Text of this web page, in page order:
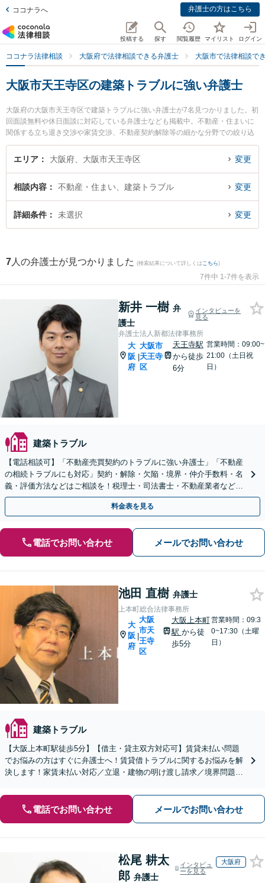
ココナラへ 弁護士の方はこちら
投稿する 探す 閲覧履歴 マイリスト ログイン
ココナラ法律相談 大阪府で法律相談できる弁護士 大阪市で法律相談で
大阪市天王寺区の建築トラブルに強い弁護士
大阪府の大阪市天王寺区で建築トラブルに強い弁護士が7名見つかりました。初
回面談無料や休日面談に対応している弁護士なども掲載中。不動産・住まいに
関係する立ち退き交渉や家賃交渉、不動産契約解除等の細かな分野での絞り込
み検索もでき便利です。特に弁護士法人新都法律事務所の新井 一樹弁護士や上
本町総合法律事務所の池田 直樹弁護士、松井隆雄法律事務所の松井 圭子弁護士
談したい』『建築トラブルのトラブル解決の実績豊富な近くの弁護士を検索し
たい』『初回相談無料で建築トラブルを法律相談できる大阪市天王寺区内の弁
護士に相談予約したい』などでお困りの相談者さんにおすすめです。
エリア 大阪府、大阪市天王寺区 変更
相談内容 不動産・住まい、建築トラブル 変更
詳細条件 未選択 変更
7 人の弁護士が見つかりました (検索結果について詳しくは こちら)
7件中 1-7件を表示
新井 一樹 弁
護士
インタビューを
見る
弁護士法人新都法律事務所
大
阪
府
|
大阪市
天王寺
区
天王寺駅
から徒歩
6分
営業時間：09:00~
21:00（土日祝
日）
建築トラブル
【電話相談可】「不動産売買契約のトラブルに強い弁護士」「不動産
の相続トラブルにも対応」契約・解除・欠陥・境界・仲介手数料・名
義・評価方法などはご相談を！税理士・司法書士・不動産業者などと
連携対応◎【英語・韓国語対応】
料金表を見る
電話でお問い合わせ メールでお問い合わせ
池田 直樹 弁護士
上本町総合法律事務所
大
阪
府
|
大阪
市天
王寺
区
大阪上本町
駅 から徒
歩5分
営業時間：09:3
0~17:30（土曜
日）
建築トラブル
【大阪上本町駅徒歩5分】【借主・貸主双方対応可】賃貸未払い問題
でお悩みの方はすぐに弁護士へ！賃貸借トラブルに関するお悩みを解
決します！家賃未払い対応／立退・建物の明け渡し請求／境界問題／
電話でお問い合わせ メールでお問い合わせ
松尾 耕太
郎 弁護士
インタビュ
ーを見る
大阪府